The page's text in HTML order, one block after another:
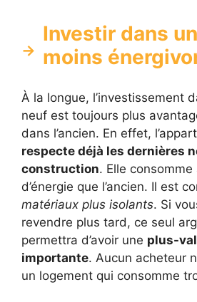
Investir dans
moins
À la longue, l’investissement
neuf est toujours plus
dans l’ancien. En effet,
respecte déjà les dernières
construction. Elle
d’énergie que l’ancien. Il est
matériaux plus isolants. Si
revendre plus tard, ce seul
permettra d’avoir une plus-
importante. Aucun acheteur
un logement qui consomme